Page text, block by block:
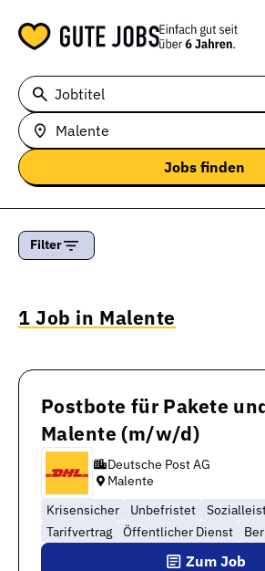
Jobtitel
Filter
1 Job in Malente
Postbote für Pakete
Malente (m/w/d)
Deutsche Post AG
Malente
Krisensicher
Unbefristet
Tarifvertrag
Öffentlicher Dienst
Zum Job